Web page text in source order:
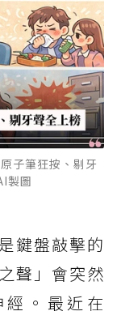
子筆狂按、剔牙
製圖
鍵盤敲擊的
聲」會突然
。最近在